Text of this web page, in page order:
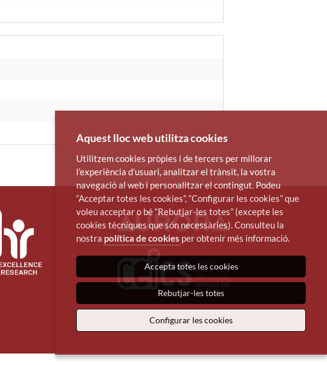
Aquest lloc web utilitza cookies
Utilitzem cookies pròpies i de tercers per millorar
l’experiència d’usuari, analitzar el trànsit, la vostra
navegació al web i personalitzar el contingut. Podeu
“Acceptar totes les cookies”, “Configurar les cookies” que
voleu acceptar o bé “Rebutjar-les totes” (excepte les
cookies tècniques que són necessàries). Consulteu la
nostra política de cookies per obtenir més informació.
Accepta totes les cookies
Rebutjar-les totes
Configurar les cookies